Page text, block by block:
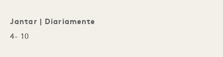
Jantar | Diariamente
4- 10